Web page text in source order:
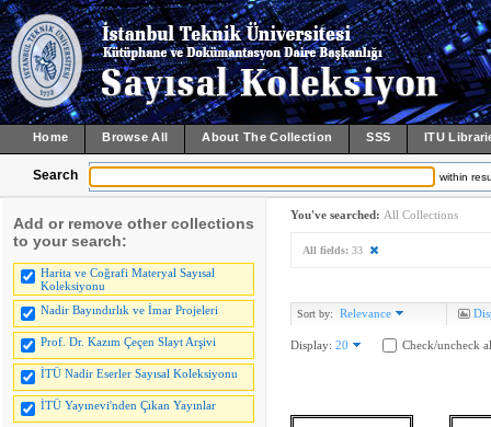
Home Browse All About The Collection SSS ITU
Search within
Add or remove other collections
to your search:
Harita ve Coğrafi Materyal Sayısal
Koleksiyonu
Nadir Bayındırlık ve İmar Projeleri
Prof. Dr. Kazım Çeçen Slayt Arşivi
İTÜ Nadir Eserler Sayısal Koleksiyonu
İTÜ Yayınevi'nden Çıkan Yayınlar
You've searched: All Collections
All fields: 33
Sort by: Relevance
Display: 20 Check/uncheck